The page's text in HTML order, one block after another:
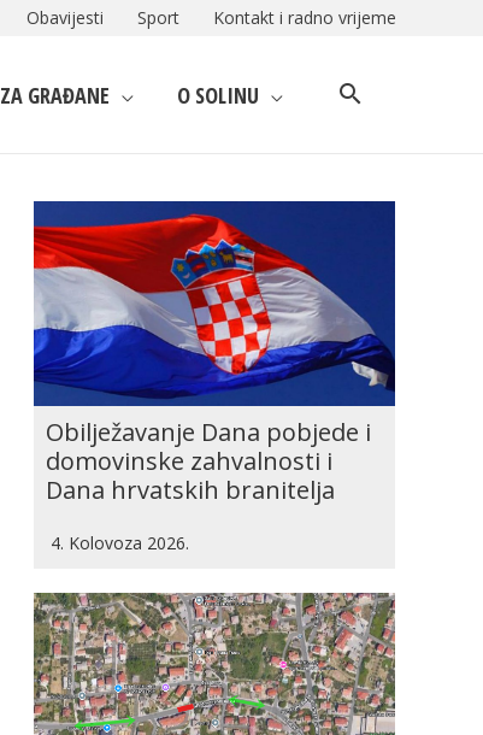
Obavijesti Sport Kontakt i radno vrijeme
ZA GRAĐANE O SOLINU
Obilježavanje Dana pobjede i
domovinske zahvalnosti i
Dana hrvatskih branitelja
4. Kolovoza 2026.